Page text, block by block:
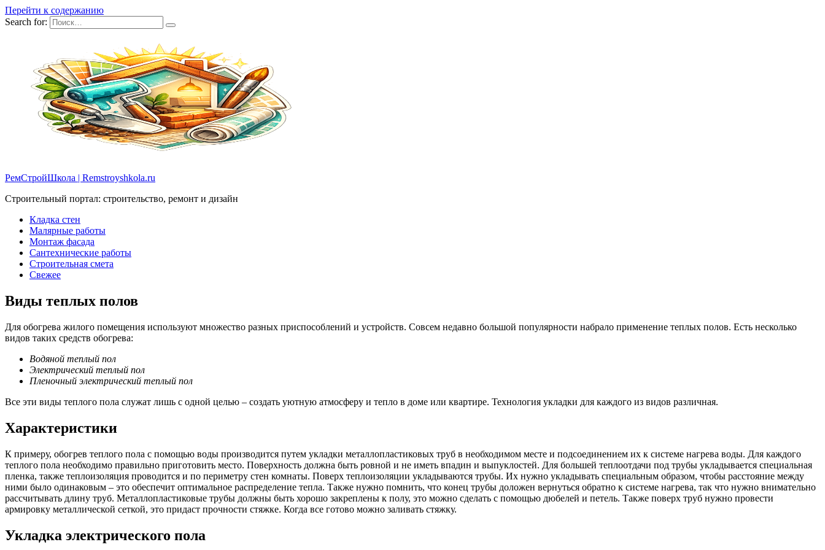
Перейти к содержанию
Search for:
РемСтройШкола | Remstroyshkola.ru
Строительный портал: строительство, ремонт и дизайн
Кладка стен
Малярные работы
Монтаж фасада
Сантехнические работы
Строительная смета
Свежее
Виды теплых полов
Для обогрева жилого помещения используют множество разных приспособлений и устройств. Совсем недавно большой популярности набрало применение теплых полов. Есть несколько
видов таких средств обогрева:
Водяной теплый пол
Электрический теплый пол
Пленочный электрический теплый пол
Все эти виды теплого пола служат лишь с одной целью – создать уютную атмосферу и тепло в доме или квартире. Технология укладки для каждого из видов различная.
Характеристики
К примеру, обогрев теплого пола с помощью воды производится путем укладки металлопластиковых труб в необходимом месте и подсоединением их к системе нагрева воды. Для каждого
теплого пола необходимо правильно приготовить место. Поверхность должна быть ровной и не иметь впадин и выпуклостей. Для большей теплоотдачи под трубы укладывается специальная
пленка, также теплоизоляция проводится и по периметру стен комнаты. Поверх теплоизоляции укладываются трубы. Их нужно укладывать специальным образом, чтобы расстояние между
ними было одинаковым – это обеспечит оптимальное распределение тепла. Также нужно помнить, что конец трубы доложен вернуться обратно к системе нагрева, так что нужно внимательно
рассчитывать длину труб. Металлопластиковые трубы должны быть хорошо закреплены к полу, это можно сделать с помощью дюбелей и петель. Также поверх труб нужно провести
армировку металлической сеткой, это придаст прочности стяжке. Когда все готово можно заливать стяжку.
Укладка электрического пола